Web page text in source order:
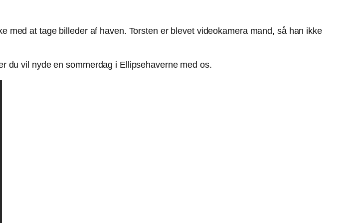
med at tage billeder af haven. Torsten er blevet videokamera mand, så han ikke
du vil nyde en sommerdag i Ellipsehaverne med os.